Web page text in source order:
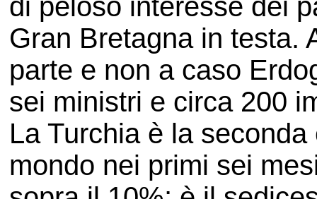
di peloso interesse dei
Gran Bretagna in testa.
parte e non a caso
sei ministri e circa 200
La Turchia è la
mondo nei primi sei